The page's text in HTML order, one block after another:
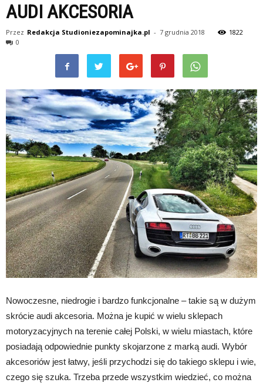
AUDI AKCESORIA
Przez Redakcja Studioniezapominajka.pl - 7 grudnia 2018
1822
0
Nowoczesne, niedrogie i bardzo funkcjonalne – takie są w dużym
skrócie audi akcesoria. Można je kupić w wielu sklepach
motoryzacyjnych na terenie całej Polski, w wielu miastach, które
posiadają odpowiednie punkty skojarzone z marką audi. Wybór
akcesoriów jest łatwy, jeśli przychodzi się do takiego sklepu i wie,
czego się szuka. Trzeba przede wszystkim wiedzieć, co można